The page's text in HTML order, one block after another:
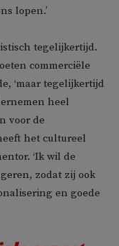
lopen.’
tegelijkertijd.
commerciële
‘maar tegelijkertijd
heel
voor de
het cultureel
‘Ik wil de
zodat zij ook
en goede